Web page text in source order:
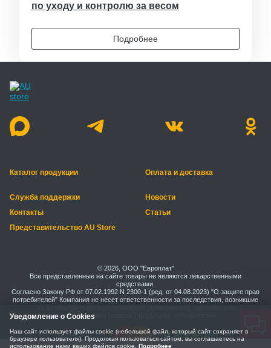
по уходу и контролю за весом
Подробнее
Каталог продукции Оплата и доставка
Служба поддержки
Новости
Контакты
Статьи
Представительство AU Store
© 2026, ООО "Европлат"
Все представленные на сайте товары не являются лекарственными
средствами.
Согласно Закону РФ от 07.02.1992 N 2300-1 (ред. от 04.08.2023) "О защите прав
потребителей" Компания не несет ответственности за последствия, возникшие
транспортировки товаров (продукции) потребителем.
Уведомление о Cookies
Наш сайт использует файлы cookie (небольшой файл, который сайт сохраняет в
браузере пользователя). Продолжая пользоваться сайтом, вы соглашаетесь на
использование нами ваших файлов cookie. Подробнее